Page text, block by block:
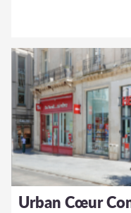
Urban Cœur